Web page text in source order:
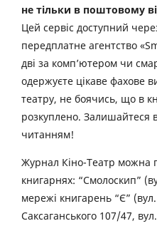
не тільки в поштовому
Цей сервіс доступний
передплатне агентство
дві за комп’ютером чи
одержуєте цікаве фахове
театру, не боячись, що в
розкуплено. Залишайтеся
читанням!
Журнал Кіно-Театр можна
книгарнях: “Смолоскип”
мережі книгарень “Є”
Саксаганського 107/47,